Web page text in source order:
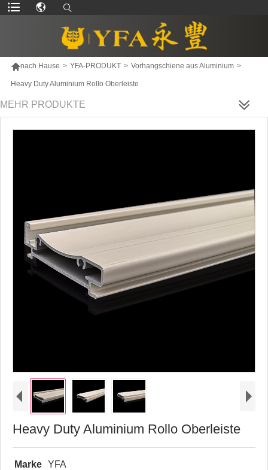
nach Hause > YFA-PRODUKT > Vorhangschiene aus Aluminium >
Heavy Duty Aluminium Rollo Oberleiste
MEHR PRODUKTE
Heavy Duty Aluminium Rollo Oberleiste
Marke YFA